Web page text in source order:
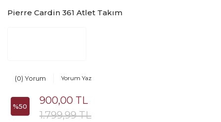
Pierre Cardin 361 Atlet Takım
(0) Yorum Yorum Yaz
%50
900,00 TL
1.799,99 TL